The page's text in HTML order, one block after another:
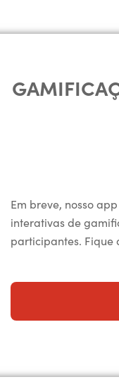
Em breve, nosso
interativas de
participantes. Fique